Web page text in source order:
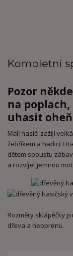
Kompletní
Pozor
na
uhasit
Malí hasiči zažijí
žebříkem a hadicí.
dětem spoustu
a rozvíjet jemnou
Rozměry sklápěčky
dřeva a neoprenu.